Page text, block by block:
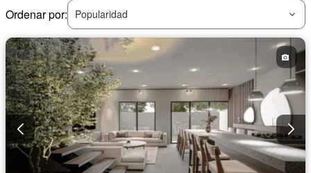
Ordenar por:
Popularidad